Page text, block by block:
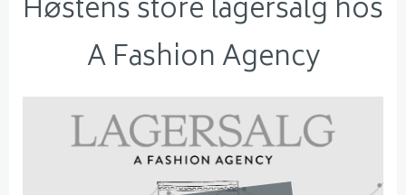
Høstens store lagersalg hos
A Fashion Agency